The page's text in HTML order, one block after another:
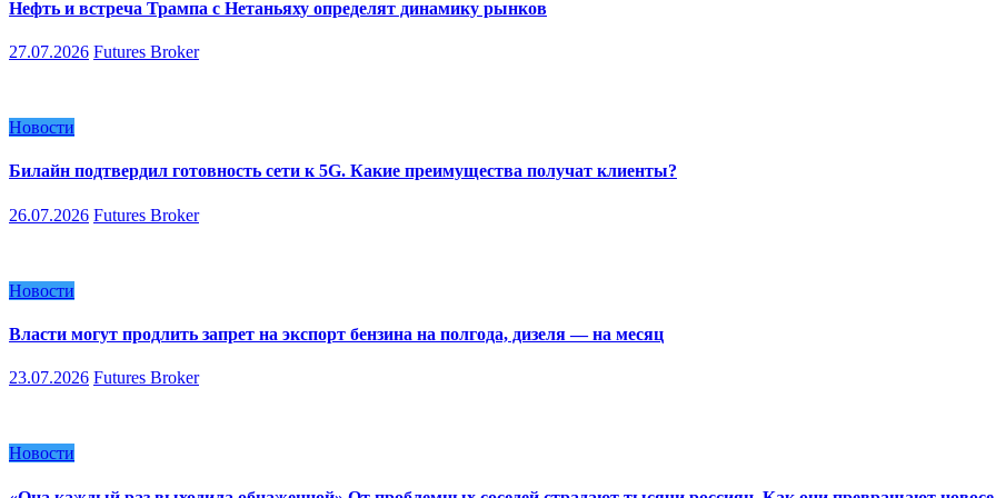
Нефть и встреча Трампа с Нетаньяху определят динамику рынков
27.07.2026 Futures Broker
Новости
Билайн подтвердил готовность сети к 5G. Какие преимущества получат клиенты?
26.07.2026 Futures Broker
Новости
Власти могут продлить запрет на экспорт бензина на полгода, дизеля — на месяц
23.07.2026 Futures Broker
Новости